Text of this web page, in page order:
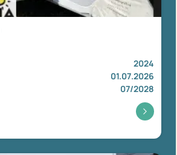
2024
01.07.2026
07/2028